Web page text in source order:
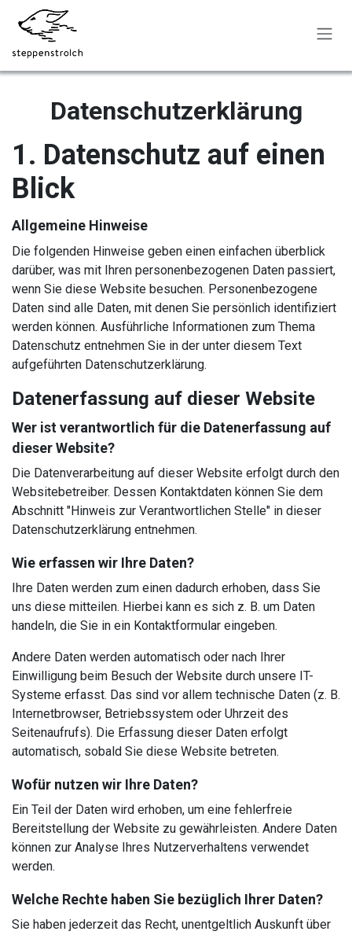
Skip to Content
Datenschutzerklärung
1. Datenschutz auf einen
Blick
Allgemeine Hinweise
Die folgenden Hinweise geben einen einfachen überblick
darüber, was mit Ihren personenbezogenen Daten passiert,
wenn Sie diese Website besuchen. Personenbezogene
Daten sind alle Daten, mit denen Sie persönlich identifiziert
werden können. Ausführliche Informationen zum Thema
Datenschutz entnehmen Sie in der unter diesem Text
aufgeführten Datenschutzerklärung.
Datenerfassung auf dieser Website
Wer ist verantwortlich für die Datenerfassung auf
dieser Website?
Die Datenverarbeitung auf dieser Website erfolgt durch den
Websitebetreiber. Dessen Kontaktdaten können Sie dem
Abschnitt "Hinweis zur Verantwortlichen Stelle" in dieser
Datenschutzerklärung entnehmen.
Wie erfassen wir Ihre Daten?
Ihre Daten werden zum einen dadurch erhoben, dass Sie
uns diese mitteilen. Hierbei kann es sich z. B. um Daten
handeln, die Sie in ein Kontaktformular eingeben.
Andere Daten werden automatisch oder nach Ihrer
Einwilligung beim Besuch der Website durch unsere IT-
Systeme erfasst. Das sind vor allem technische Daten (z. B.
Internetbrowser, Betriebssystem oder Uhrzeit des
Seitenaufrufs). Die Erfassung dieser Daten erfolgt
automatisch, sobald Sie diese Website betreten.
Wofür nutzen wir Ihre Daten?
Ein Teil der Daten wird erhoben, um eine fehlerfreie
Bereitstellung der Website zu gewährleisten. Andere Daten
können zur Analyse Ihres Nutzerverhaltens verwendet
werden.
Welche Rechte haben Sie bezüglich Ihrer Daten?
Sie haben jederzeit das Recht, unentgeltlich Auskunft über